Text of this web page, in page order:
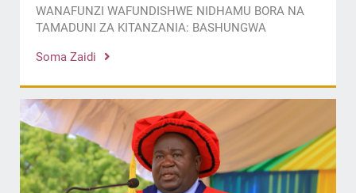
WANAFUNZI WAFUNDISHWE NIDHAMU BORA NA
TAMADUNI ZA KITANZANIA: BASHUNGWA
Soma Zaidi